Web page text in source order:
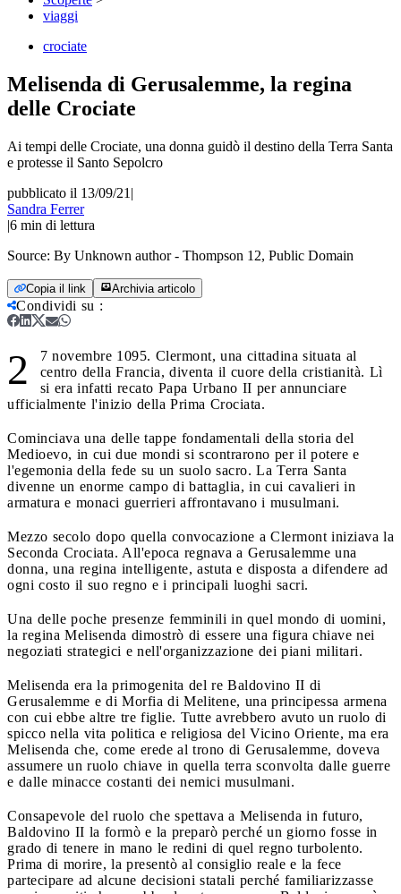
viaggi
crociate
Melisenda di Gerusalemme, la regina
delle Crociate
Ai tempi delle Crociate, una donna guidò il destino della Terra Santa
e protesse il Santo Sepolcro
pubblicato il 13/09/21 |
Sandra Ferrer
|6 min di lettura
Source: By Unknown author - Thompson 12, Public Domain
Copia il link Archivia articolo
Condividi su :
2
7 novembre 1095. Clermont, una cittadina situata al
centro della Francia, diventa il cuore della cristianità. Lì
si era infatti recato Papa Urbano II per annunciare
ufficialmente l'inizio della Prima Crociata.
Cominciava una delle tappe fondamentali della storia del
Medioevo, in cui due mondi si scontrarono per il potere e
l'egemonia della fede su un suolo sacro. La Terra Santa
divenne un enorme campo di battaglia, in cui cavalieri in
armatura e monaci guerrieri affrontavano i musulmani.
Mezzo secolo dopo quella convocazione a Clermont iniziava la
Seconda Crociata. All'epoca regnava a Gerusalemme una
donna, una regina intelligente, astuta e disposta a difendere ad
ogni costo il suo regno e i principali luoghi sacri.
Una delle poche presenze femminili in quel mondo di uomini,
la regina Melisenda dimostrò di essere una figura chiave nei
negoziati strategici e nell'organizzazione dei piani militari.
Melisenda era la primogenita del re Baldovino II di
Gerusalemme e di Morfia di Melitene, una principessa armena
con cui ebbe altre tre figlie. Tutte avrebbero avuto un ruolo di
spicco nella vita politica e religiosa del Vicino Oriente, ma era
Melisenda che, come erede al trono di Gerusalemme, doveva
assumere un ruolo chiave in quella terra sconvolta dalle guerre
e dalle minacce costanti dei nemici musulmani.
Consapevole del ruolo che spettava a Melisenda in futuro,
Baldovino II la formò e la preparò perché un giorno fosse in
grado di tenere in mano le redini di quel regno turbolento.
Prima di morire, la presentò al consiglio reale e la fece
partecipare ad alcune decisioni statali perché familiarizzasse